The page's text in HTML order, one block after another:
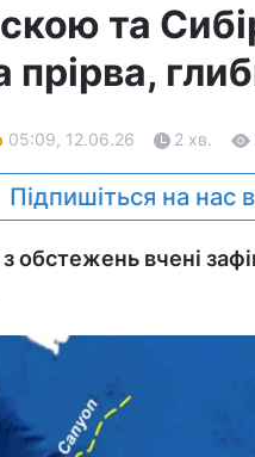
та
прірва,
05:09, 12.06.26 2 хв.
Підпишіться на нас
обстежень вчені